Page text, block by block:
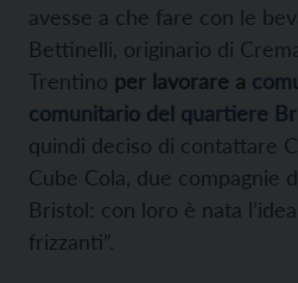
avesse a che fare con le
Bettinelli, originario di
Trentino per lavorare a
comunitario del quartiere
quindi deciso di contattare
Cube Cola, due compagnie
Bristol: con loro è nata
frizzanti”.